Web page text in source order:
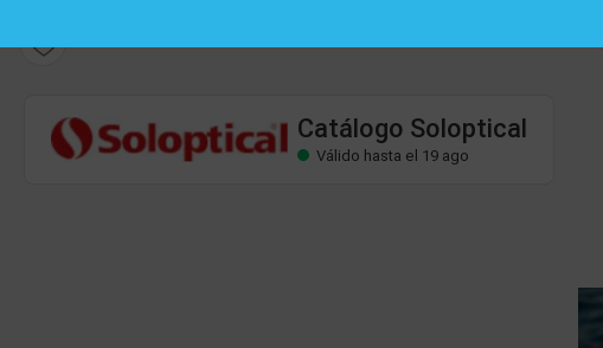
Válido hasta el 19 ago
Catálogo Soloptical
Válido hasta el 19 ago